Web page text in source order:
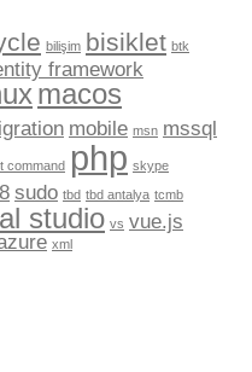
bilişim bisiklet btk
framework
macos
mobile msn mssql
command php skype
sudo tbd tbd antalya tcmb
studio vs vue.js
xml